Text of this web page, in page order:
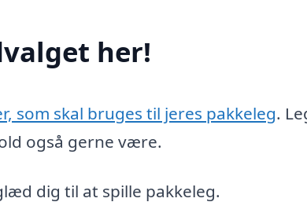
her!
som skal bruges til jeres pakkeleg.
også gerne være.
dig til at spille pakkeleg.